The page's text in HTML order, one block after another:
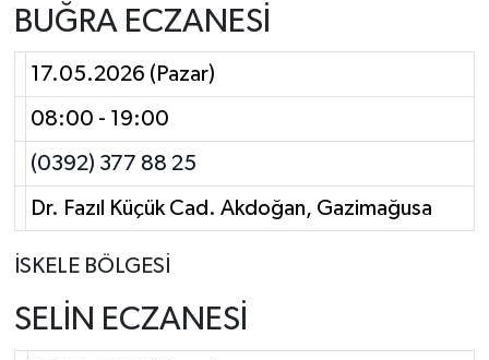
BUĞRA ECZANESİ
17.05.2026 (Pazar)
08:00 - 19:00
(0392) 377 88 25
Dr. Fazıl Küçük Cad. Akdoğan, Gazimağusa
İSKELE BÖLGESİ
SELİN ECZANESİ